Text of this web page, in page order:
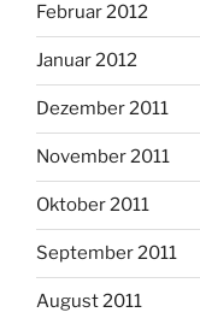
Februar 2012
Januar 2012
Dezember 2011
November 2011
Oktober 2011
September 2011
August 2011